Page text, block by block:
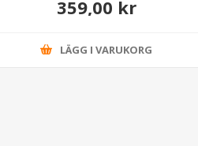
359,00 kr
LÄGG I VARUKORG